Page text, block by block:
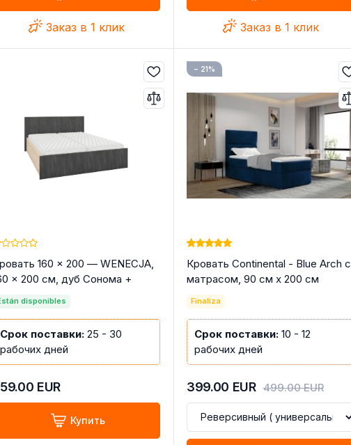
Заказ в 1 клик Заказ в 1 клик
160 × 200 — WENECJA,
× 200 см, дуб Сонома +
disponibles
Срок поставки:25 - 30
рабочих дней
EUR
Купить
− 21%
Кровать Continental - Blue Arch с
матрасом, 90 см x 200 см
Finaliza
Срок поставки: 10 - 12
рабочих дней
399.00 EUR 499.00EUR